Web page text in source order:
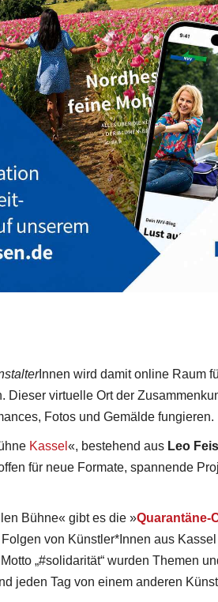
Innen wird damit online Raum
Dieser virtuelle Ort der
Fotos und Gemälde fungieren.
Kassel «, bestehend aus Leo
für neue Formate, spannende
Bühne« gibt es die »Quarantäne-
von Künstler*Innen aus
„#solidarität“ wurden Themen
jeden Tag von einem anderen